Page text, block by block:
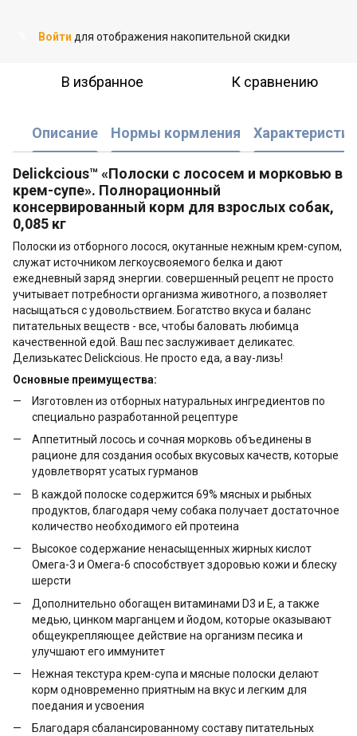
Войти для отображения накопительной скидки
В избранное К сравнению
Описание Нормы кормления
Delickcious™ «Полоски с лососем и морковью в
крем-супе». Полнорационный
консервированный корм для взрослых собак,
0,085 кг
Полоски из отборного лосося, окутанные нежным крем-супом,
служат источником легкоусвояемого белка и дают
ежедневный заряд энергии. совершенный рецепт не просто
учитывает потребности организма животного, а позволяет
насыщаться с удовольствием. Богатство вкуса и баланс
питательных веществ - все, чтобы баловать любимца
качественной едой. Ваш пес заслуживает деликатес.
Делизькатес Delickcious. Не просто еда, а вау-лизь!
Основные преимущества:
Изготовлен из отборных натуральных ингредиентов по
специально разработанной рецептуре
Аппетитный лосось и сочная морковь объединены в
рационе для создания особых вкусовых качеств, которые
удовлетворят усатых гурманов
В каждой полоске содержится 69% мясных и рыбных
продуктов, благодаря чему собака получает достаточное
количество необходимого ей протеина
Высокое содержание ненасыщенных жирных кислот
Омега-3 и Омега-6 способствует здоровью кожи и блеску
шерсти
Дополнительно обогащен витаминами D3 и Е, а также
медью, цинком марганцем и йодом, которые оказывают
общеукрепляющее действие на организм песика и
улучшают его иммунитет
Нежная текстура крем-супа и мясные полоски делают
корм одновременно приятным на вкус и легким для
поедания и усвоения
Благодаря сбалансированному составу питательных